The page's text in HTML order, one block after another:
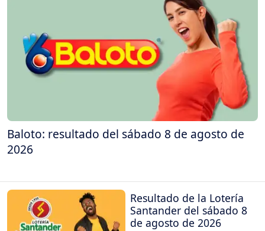
Baloto: resultado del sábado 8 de agosto de
2026
Resultado de la Lotería
Santander del sábado 8
de agosto de 2026